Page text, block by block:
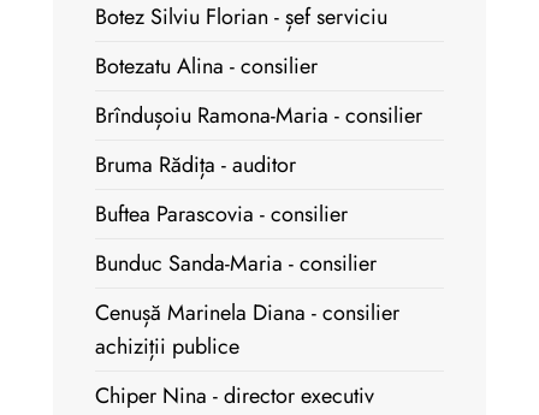
Botez Silviu Florian - șef serviciu
Botezatu Alina - consilier
Brîndușoiu Ramona-Maria - consilier
Bruma Rădița - auditor
Buftea Parascovia - consilier
Bunduc Sanda-Maria - consilier
Cenușă Marinela Diana - consilier
achiziții publice
Chiper Nina - director executiv